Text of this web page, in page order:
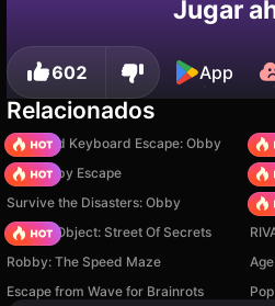
Jugar
602 App
Relacionados
+1 Speed Keyboard Escape: Obby
Your Obby Escape
Survive the Disasters: Obby
Hidden Object: Street Of Secrets
Robby: The Speed Maze
Escape from Wave for Brainrots